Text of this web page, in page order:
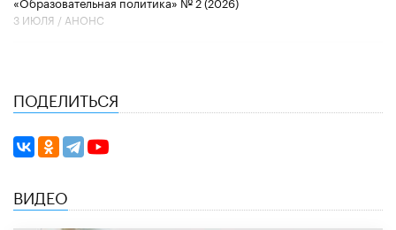
3 ИЮЛЯ / АНОНС
ПОДЕЛИТЬСЯ
ВИДЕО